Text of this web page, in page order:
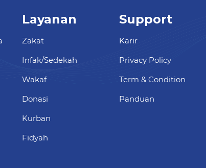
Layanan
Zakat
Infak/Sedekah
Wakaf
Donasi
Kurban
Fidyah
Support
Karir
Privacy Policy
Term & Condition
Panduan